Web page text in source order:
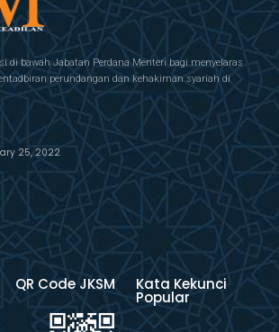
di bawah Jabatan Perdana Menteri bagi menyelaras
perundangan dan kehakiman syariah di
25, 2022
QR Code JKSM Kata Kekunci
Popular